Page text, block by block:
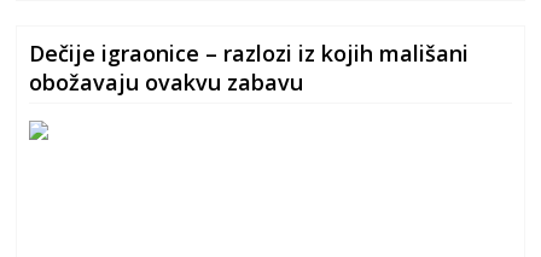
Dečije igraonice – razlozi iz kojih mališani
obožavaju ovakvu zabavu